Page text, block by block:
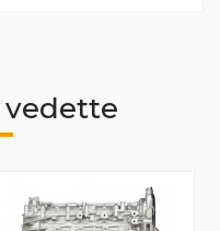
vedette